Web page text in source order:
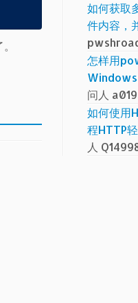
如何获取
件内容，
怎样用
Windows
问人
如何使用
程HTTP
人